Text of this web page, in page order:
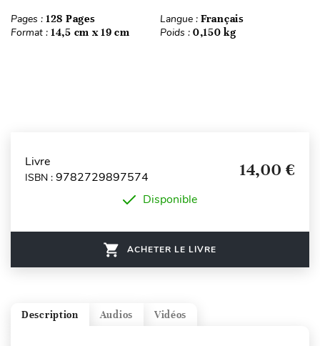
Pages : 128 Pages Langue : Français
Format : 14,5 cm x 19 cm Poids : 0,150 kg
Livre
ISBN : 9782729897574 14,00 €
Disponible
ACHETER LE LIVRE
Vidéos
Audios
Description